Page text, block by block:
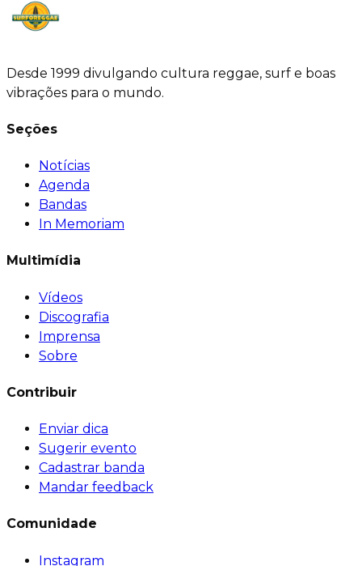
Desde 1999 divulgando cultura reggae, surf e boas
vibrações para o mundo.
Seções
Notícias
Agenda
Bandas
In Memoriam
Multimídia
Vídeos
Discografia
Imprensa
Sobre
Contribuir
Enviar dica
Sugerir evento
Cadastrar banda
Mandar feedback
Comunidade
Instagram